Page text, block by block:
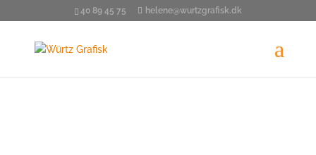
40 89 45 75 helene@wurtzgrafisk.dk